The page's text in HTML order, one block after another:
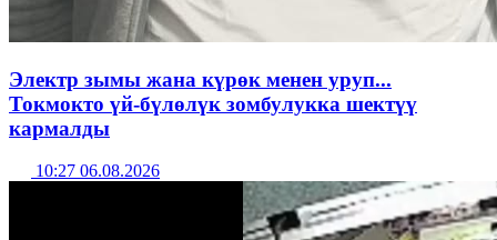
Электр зымы жана күрөк менен уруп...
Токмокто үй-бүлөлүк зомбулукка шектүү
кармалды
10:27 06.08.2026